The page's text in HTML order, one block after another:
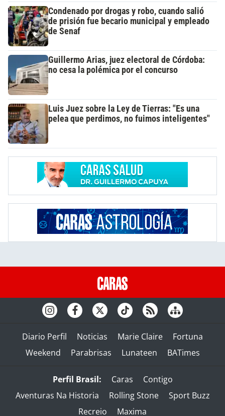
Condenado por drogas y robo, cuando salió
de prisión fue becario municipal y empleado
de Senaf
Guillermo Arias, juez electoral de Córdoba:
no cesa la polémica por el concurso
Luis Juez sobre la Ley de Tierras: "Es una
pelea que perdimos, no fuimos inteligentes"
Diario Perfil Noticias Marie Claire
Fortuna
Weekend
Parabrisas Lunateen BATimes
Perfil Brasil: Caras
Contigo
Aventuras Na Historia
Rolling Stone
Sport Buzz
Recreio
Maxima